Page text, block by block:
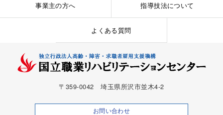
事業主の方へ 指導技法について
よくある質問
〒359-0042 埼玉県所沢市並木4-2
お問い合わせ